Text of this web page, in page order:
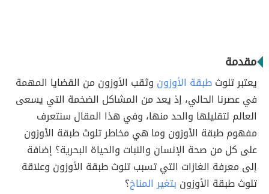
مقدمة
يعتبر تلوثطبقة الأوزون وثقب الأوزون من القضايا المهمة
في عصرنا الحالي، إذ يعد من المشاكل الضخمة التي يسعى
العالم لتقليلها والحد منها، وفي هذا المقال سنتعرف
مفهوم طبقة الأوزون وما هي مخاطر تلوث طبقة الأوزون
على كل من صحة الإنسان والنبات والحياة البحرية؟ إضافة
إلى معرفة الغازات التي تسبب تلوث طبقة الأوزون وعلاقة
تلوث طبقة الأوزون بتغير المناخ؟